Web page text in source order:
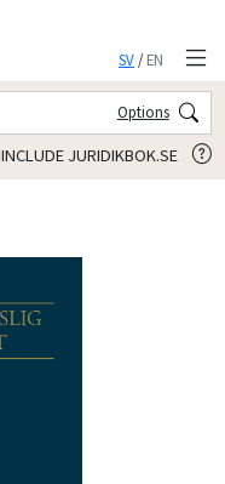
SV/EN
Options
INCLUDE JURIDIKBOK.SE